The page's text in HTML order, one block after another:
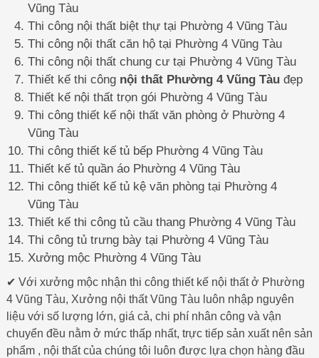
Vũng Tàu
Thi công nội thất biệt thự tại Phường 4 Vũng Tàu
Thi công nội thất căn hộ tại Phường 4 Vũng Tàu
Thi công nội thất chung cư tại Phường 4 Vũng Tàu
Thiết kế thi công nội thất Phường 4 Vũng Tàuđẹp
Thiết kế nội thất trọn gói Phường 4 Vũng Tàu
Thi công thiết kế nội thất văn phòng ở Phường 4
Vũng Tàu
Thi công thiết kế tủ bếp Phường 4 Vũng Tàu
Thiết kế tủ quần áo Phường 4 Vũng Tàu
Thi công thiết kế tủ kệ văn phòng tại Phường 4
Vũng Tàu
Thiết kế thi công tủ cầu thang Phường 4 Vũng Tàu
Thi công tủ trưng bày tại Phường 4 Vũng Tàu
Xưởng mộc Phường 4 Vũng Tàu
✔ Với xưởng mộc nhận thi công thiết kế nội thất ở Phường
4 Vũng Tàu, Xưởng nội thất Vũng Tàu luôn nhập nguyên
liệu với số lượng lớn, giá cả, chi phí nhân công và vận
chuyển đều nằm ở mức thấp nhất, trực tiếp sản xuất nên sản
phẩm , nội thất của chúng tôi luôn được lựa chọn hàng đầu